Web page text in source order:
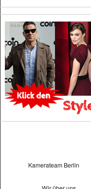
Kamerateam Berlin